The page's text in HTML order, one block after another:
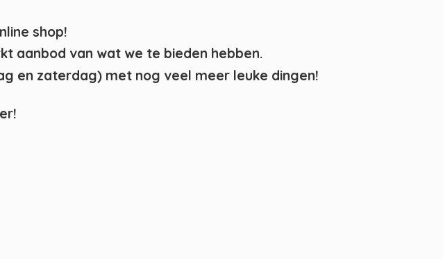
shop!
aanbod van wat we te bieden hebben.
en zaterdag) met nog veel meer leuke dingen!